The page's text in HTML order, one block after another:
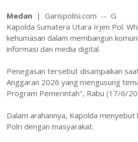
Medan | Garispolisi.com -- G
Kapolda Sumatera Utara Irjen Pol.
kehumasan dalam membangun
informasi dan media digital.
Penegasan tersebut disampaikan
Anggaran 2026 yang mengusung
Program Pemerintah", Rabu (17/6/
Dalam arahannya, Kapolda
Polri dengan masyarakat.